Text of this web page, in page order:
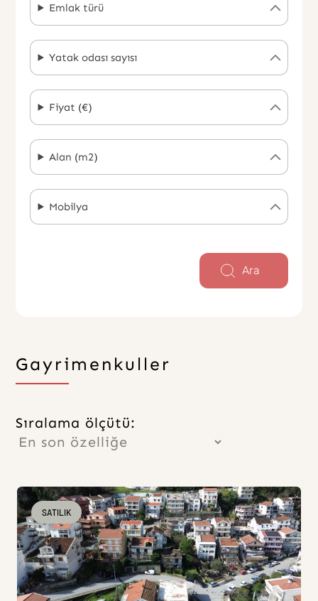
Ara
Emlak türü
Yatak odası sayısı
Fiyat (€)
Alan (m2)
Mobilya
Gayrimenkuller
Sıralama ölçütü:
SATILIK